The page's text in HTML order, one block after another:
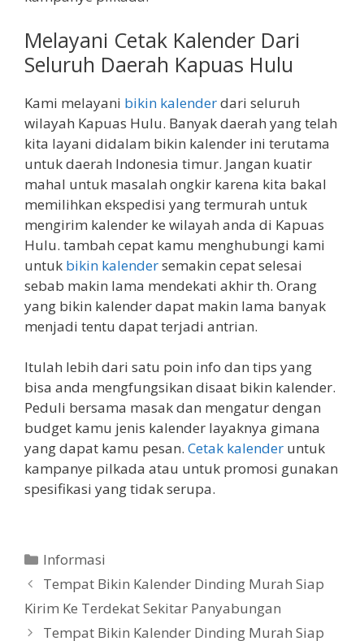
Melayani Cetak Kalender Dari
Seluruh Daerah Kapuas Hulu
Kami melayani bikin kalenderdari seluruh
wilayah Kapuas Hulu. Banyak daerah yang telah
kita layani didalam bikin kalender ini terutama
untuk daerah Indonesia timur. Jangan kuatir
mahal untuk masalah ongkir karena kita bakal
memilihkan ekspedisi yang termurah untuk
mengirim kalender ke wilayah anda di Kapuas
Hulu. tambah cepat kamu menghubungi kami
untuk bikin kalendersemakin cepat selesai
sebab makin lama mendekati akhir th. Orang
yang bikin kalender dapat makin lama banyak
menjadi tentu dapat terjadi antrian.
Itulah lebih dari satu poin info dan tips yang
bisa anda mengfungsikan disaat bikin kalender.
Peduli bersama masak dan mengatur dengan
budget kamu jenis kalender layaknya gimana
yang dapat kamu pesan. Cetak kalender untuk
kampanye pilkada atau untuk promosi gunakan
spesifikasi yang tidak serupa.
Categories
Informasi
Tempat Bikin Kalender Dinding Murah Siap
Kirim Ke Terdekat Sekitar Panyabungan
Tempat Bikin Kalender Dinding Murah Siap